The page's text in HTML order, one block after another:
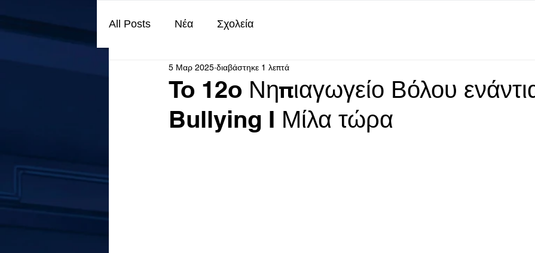
All Posts Νέα Σχολεία
To 12o Νηπιαγωγείο Βόλου
Bullying I Μίλα τώρα
5 Μαρ 2025 διαβάστηκε 1 λεπτά